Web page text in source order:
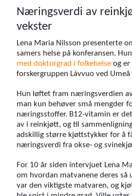
Næringsverdi av
vekster
Lena Maria Nilsson presenterte
samers helse på konferansen.
med doktorgrad i folkehelse og er
forskergruppen Lávvuo ved
Hun løftet fram næringsverdien
man kun behøver små mengder
næringsstoffer. B12-vitamin er
av i reinkjøtt, og til
adskillig større kjøttstykker for å
næringsverdi fra okse- og
For 10 år siden intervjuet Lena
om hvordan matvanene deres så
var den viktigste matvaren, og